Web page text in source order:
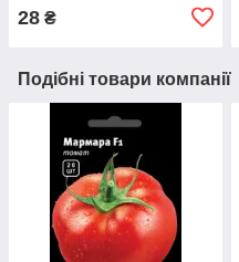
28 ₴
Подібні товари компанії